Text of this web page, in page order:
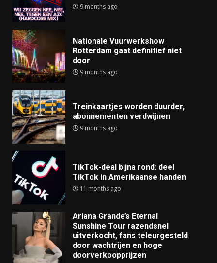
9 months ago
Nationale Vuurwerkshow
Rotterdam gaat definitief niet
door
9 months ago
Treinkaartjes worden duurder,
abonnementen verdwijnen
9 months ago
TikTok-deal bijna rond: deel
TikTok in Amerikaanse handen
11 months ago
Ariana Grande’s Eternal
Sunshine Tour razendsnel
uitverkocht, fans teleurgesteld
door wachtrijen en hoge
doorverkoopprijzen